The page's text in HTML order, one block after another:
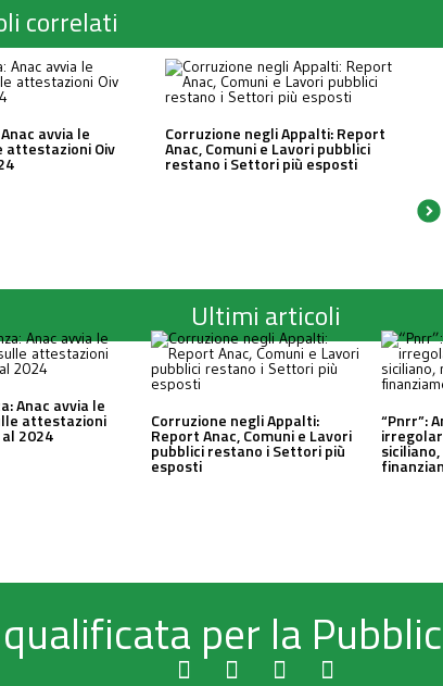
correlati
avvia le
attestazioni Oiv
Corruzione negli Appalti: Report
Anac, Comuni e Lavori pubblici
restano i Settori più esposti
Ultimi articoli
Anac avvia le
attestazioni
2024
Corruzione negli Appalti:
Report Anac, Comuni e Lavori
pubblici restano i Settori più
esposti
“Pnrr”:
per la